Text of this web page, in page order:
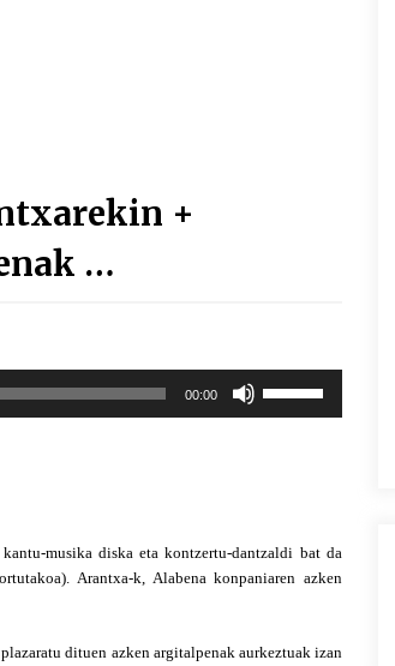
2021/07/01
+
…
00:00
jaisteko.
musika diska eta kontzertu-dantzaldi bat da
Arantxa-k, Alabena konpaniaren azken
dituen azken argitalpenak aurkeztuak izan